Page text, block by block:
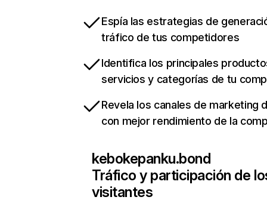
Espía las estrategias de
tráfico de tus competidores
Identifica los principales
servicios y categorías de tu
Revela los canales de marketing
con mejor rendimiento de la
kebokepanku.bond
Tráfico y participación de
visitantes